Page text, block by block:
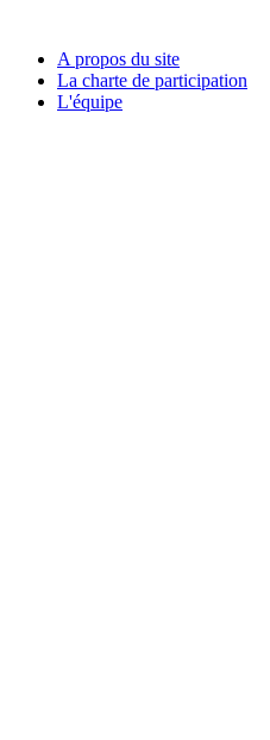
A propos du site
La charte de participation
L'équipe